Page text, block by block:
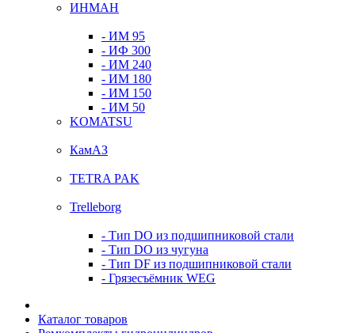
ИНМАН
- ИМ 95
- ИФ 300
- ИМ 240
- ИМ 180
- ИМ 150
- ИМ 50
KOMATSU
КамАЗ
TETRA PAK
Trelleborg
- Тип DO из подшипниковой стали
- Тип DO из чугуна
- Тип DF из подшипниковой стали
- Грязесъёмник WEG
Каталог товаров